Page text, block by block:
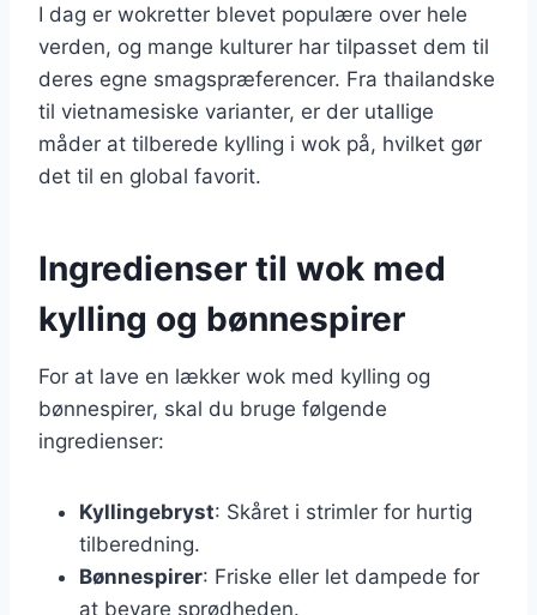
I dag er wokretter blevet populære over hele
verden, og mange kulturer har tilpasset dem til
deres egne smagspræferencer. Fra thailandske
til vietnamesiske varianter, er der utallige
måder at tilberede kylling i wok på, hvilket gør
det til en global favorit.
Ingredienser til wok med
kylling og bønnespirer
For at lave en lækker wok med kylling og
bønnespirer, skal du bruge følgende
ingredienser:
Kyllingebryst: Skåret i strimler for hurtig
tilberedning.
Bønnespirer: Friske eller let dampede for
at bevare sprødheden.